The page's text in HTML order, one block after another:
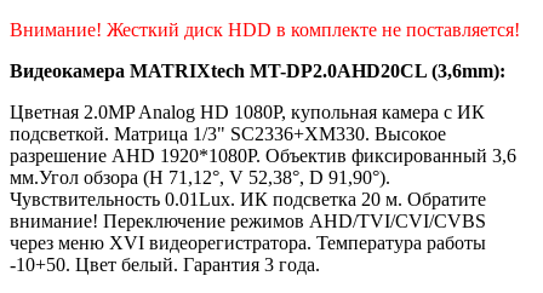
Внимание! Жесткий диск HDD в комплекте не поставляется!
Видеокамера MATRIXtech MT-DP2.0AHD20CL (3,6mm):
Цветная 2.0MP Analog HD 1080P, купольная камера с ИК
подсветкой. Матрица 1/3" SC2336+XM330. Высокое
разрешение AHD 1920*1080P. Объектив фиксированный 3,6
мм.Угол обзора (H 71,12°, V 52,38°, D 91,90°).
Чувствительность 0.01Lux. ИК подсветка 20 м. Обратите
внимание! Переключение режимов AHD/TVI/CVI/CVBS
через меню XVI видеорегистратора. Температура работы
-10+50. Цвет белый. Гарантия 3 года.